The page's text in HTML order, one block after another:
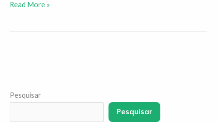
Read More »
Pesquisar
Pesquisar